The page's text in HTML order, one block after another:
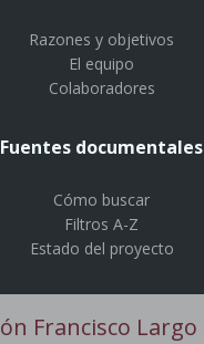
Razones y objetivos
El equipo
Colaboradores
Fuentes documentales
Cómo buscar
Filtros A-Z
Estado del proyecto